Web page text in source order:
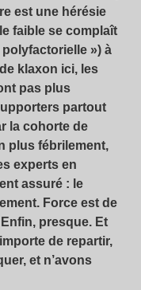
est une hérésie
faible se complaît
») à
klaxon ici, les
pas plus
partout
la cohorte de
plus fébrilement,
experts en
assuré : le
Force est de
presque. Et
de repartir,
et n’avons